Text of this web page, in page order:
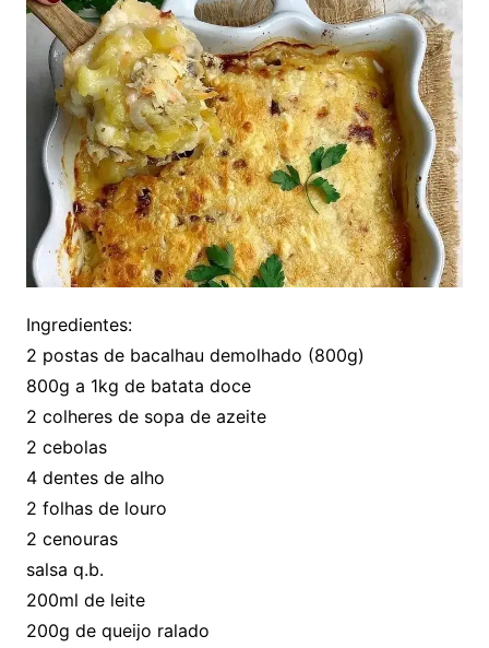
Ingredientes:
2 postas de bacalhau demolhado (800g)
800g a 1kg de batata doce
2 colheres de sopa de azeite
2 cebolas
4 dentes de alho
2 folhas de louro
2 cenouras
salsa q.b.
200ml de leite
200g de queijo ralado